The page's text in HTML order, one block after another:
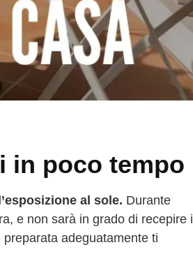
in poco tempo
al sole. Durante
e non sarà in grado di recepire i
adeguatamente ti